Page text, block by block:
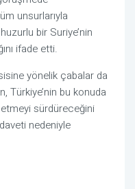
unsurlarıyla
bir Suriye’nin
ifade etti.
yönelik çabalar da
Türkiye’nin bu konuda
sürdüreceğini
nedeniyle